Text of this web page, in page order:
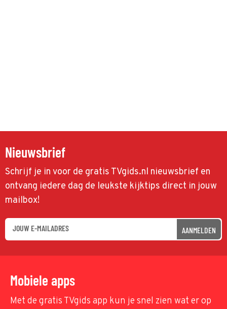
Nieuwsbrief
Schrijf je in voor de gratis TVgids.nl nieuwsbrief en
ontvang iedere dag de leukste kijktips direct in jouw
mailbox!
AANMELDEN
Mobiele apps
Met de gratis TVgids app kun je snel zien wat er op